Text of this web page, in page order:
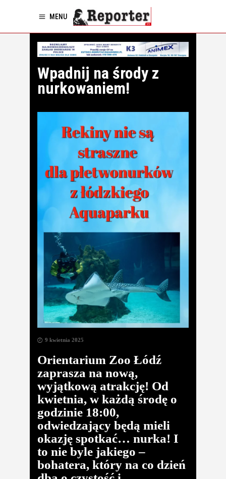
MENU
Wpadnij na środy z
nurkowaniem!
9 kwietnia 2025
Orientarium Zoo Łódź
zaprasza na nową,
wyjątkową atrakcję! Od
kwietnia, w każdą środę o
godzinie 18:00,
odwiedzający będą mieli
okazję spotkać… nurka! I
to nie byle jakiego –
bohatera, który na co dzień